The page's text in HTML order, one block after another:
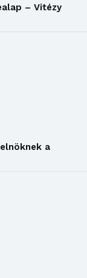
– Vitézy
a